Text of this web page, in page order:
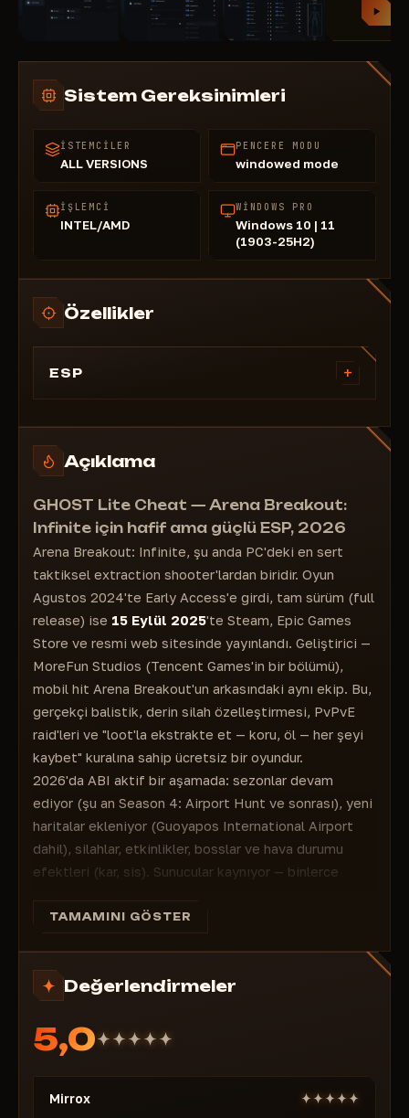
Sistem Gereksinimleri
İSTEMCILER
ALL VERSIONS
PENCERE MODU
windowed mode
İŞLEMCI
INTEL/AMD
WINDOWS PRO
Windows 10 | 11
(1903-25H2)
Özellikler
ESP +
Oyuncular için ESP
Botlar için ESP
Oyuncuya uzaklık
Oyuncu fiyatı
Parti
Oyuncu seviyesi
Oyuncu sağlığı
Açıklama
GHOST Lite Cheat — Arena Breakout:
Infinite için hafif ama güçlü ESP, 2026
Arena Breakout: Infinite, şu anda PC'deki en sert
taktiksel extraction shooter'lardan biridir. Oyun
Ağustos 2024'te Early Access'e girdi, tam sürüm (full
release) ise 15 Eylül 2025'te Steam, Epic Games
Store ve resmi web sitesinde yayınlandı. Geliştirici —
MoreFun Studios (Tencent Games'in bir bölümü),
mobil hit Arena Breakout'un arkasındaki aynı ekip. Bu,
gerçekçi balistik, derin silah özelleştirmesi, PvPvE
raid'leri ve "loot'la ekstrakte et — koru, öl — her şeyi
kaybet" kuralına sahip ücretsiz bir oyundur.
2026'da ABI aktif bir aşamada: sezonlar devam
ediyor (şu an Season 4: Airport Hunt ve sonrası), yeni
haritalar ekleniyor (Guoyapos International Airport
dahil), silahlar, etkinlikler, bosslar ve hava durumu
efektleri (kar, sis). Sunucular kaynıyor — binlerce
raid'de ekipmanlarını kaybetme riski alıyor.
kalıyor.
mükemmel seçim?
GHOST Lite
odaklanan hafif ve stabil bir cheat'tir. Sisteminizi
yormaz, orta seviye PC'lerde bile akıcı çalışır ve
TAMAMINI GÖSTER
Değerlendirmeler
5,0
Mirrox